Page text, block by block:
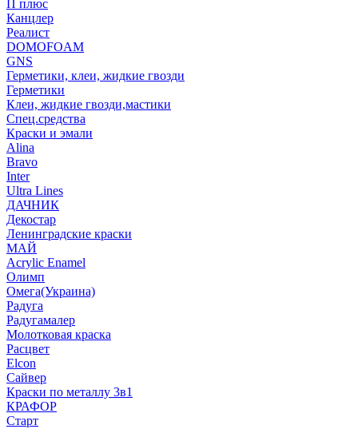
П плюс
Канцлер
Реалист
DOMOFOAM
GNS
Герметики, клеи, жидкие гвозди
Герметики
Клеи, жидкие гвозди,мастики
Спец.средства
Краски и эмали
Alina
Bravo
Inter
Ultra Lines
ДАЧНИК
Декостар
Ленинградские краски
МАЙ
Acrylic Enamel
Олимп
Омега(Украина)
Радуга
Радугамалер
Молотковая краска
Расцвет
Elcon
Сайвер
Краски по металлу 3в1
КРАФОР
Старт